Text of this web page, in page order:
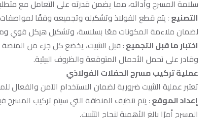
سلامة المسرح وأدائه، مما يضمن قدرته على التعامل مع
التصنيع: يتم قطع الفولاذ وتشكيله وتجميعه وفقًا
لضمان ملاءمة المكونات معًا بسلاسة، وتشكيل هيكل قوي
اختبار ما قبل التجميع: قبل التثبيت، يخضع كل جزء من
وقادر على تحمل الأحمال المتوقعة والظروف البيئية.
عملية تركيب مسرح الحفلات الفولاذي
تعتبر عملية التثبيت ضرورية لضمان الاستخدام الآمن والفعال
إعداد الموقع: يتم تنظيف المنطقة التي سيتم تركيب
المسرح أمرًا بالغ الأهمية لنجاح التثبيت.